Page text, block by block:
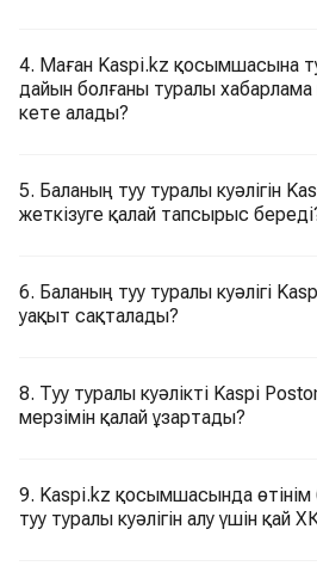
4. Маған Kaspi.kz қосымшасына
дайын болғаны туралы
кете алады?
5. Баланың туу туралы куәлігін
жеткізуге қалай тапсырыс
6. Баланың туу туралы куәлігі
уақыт сақталады?
8. Туу туралы куәлікті Kaspi
мерзімін қалай ұзартады?
9. Kaspi.kz қосымшасында өтінім
туу туралы куәлігін алу үшін